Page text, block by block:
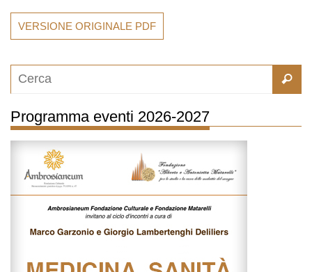
VERSIONE ORIGINALE PDF
Programma eventi 2026-2027